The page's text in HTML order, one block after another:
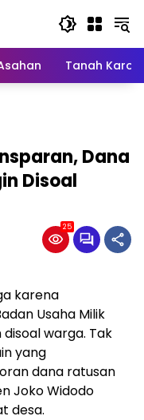
Tanah Karo
Dana
Disoal
25
karena
Usaha Milik
disoal warga. Tak
yang
dana ratusan
Joko Widodo
desa.